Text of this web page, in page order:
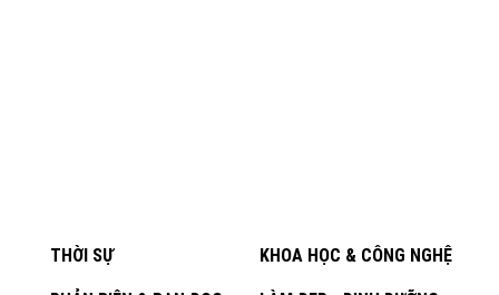
THỜI SỰ KHOA HỌC & CÔNG NGHỆ